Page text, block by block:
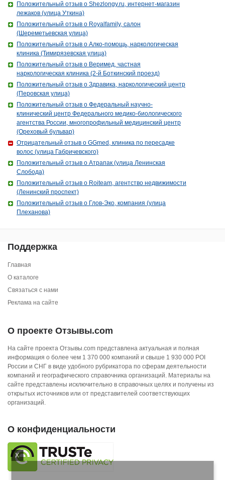
X
Положительный отзыв о Shezlongy.ru, интернет-магазин
лежаков (улица Уткина)
Положительный отзыв о Royalfamily, салон
(Шереметьевская улица)
Положительный отзыв о Алко-помощь, наркологическая
клиника (Тимирязевская улица)
Положительный отзыв о Веримед, частная
наркологическая клиника (2-й Боткинский проезд)
Положительный отзыв о Здравика, наркологический центр
(Перовская улица)
Положительный отзыв о Федеральный научно-
клинический центр Федерального медико-биологического
агентства России, многопрофильный медицинский центр
(Ореховый бульвар)
Отрицательный отзыв о GGmed, клиника по пересадке
волос (улица Габричевского)
Положительный отзыв о Атрапак (улица Ленинская
Слобода)
Положительный отзыв о Roiteam, агентство недвижимости
(Ленинский проспект)
Положительный отзыв о Глов-Эко, компания (улица
Плеханова)
Поддержка
Главная
О каталоге
Связаться с нами
Реклама на сайте
О проекте Отзывы.com
На сайте проекта Отзывы.com представлена актуальная и полная
информация о более чем 1 370 000 компаний и свыше 1 930 000 POI
России и СНГ в виде удобного рубрикатора по сферам деятельности
компаний и географического справочника организаций. Материалы на
сайте представлены исключительно в справочных целях и получены из
открытых источников или от представителей соответствующих
организаций.
О конфиденциальности